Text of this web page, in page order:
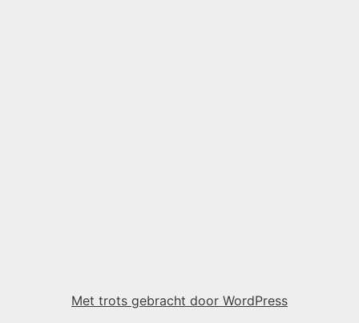
Met trots gebracht door WordPress